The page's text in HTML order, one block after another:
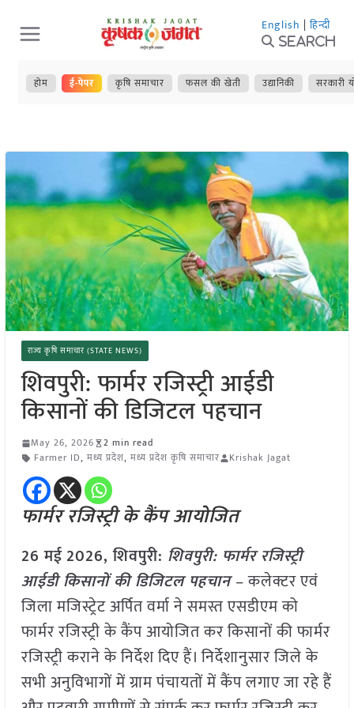
Skip
to
content
English | हिन्दी
Search
होम ई-पेपर कृषि समाचार फसल की खेती उद्यानिकी सरकारी
राज्य कृषि समाचार (STATE NEWS)
शिवपुरी: फार्मर रजिस्ट्री आईडी
किसानों की डिजिटल पहचान
May 26, 2026
2 min read
Farmer ID, मध्य प्रदेश, मध्य प्रदेश कृषि समाचार Krishak Jagat
फार्मर रजिस्ट्री के कैंप आयोजित
26 मई2026, शिवपुरी: शिवपुरी: फार्मर रजिस्ट्री
आईडी किसानों की डिजिटल पहचान– कलेक्टर एवं
जिला मजिस्ट्रेट अर्पित वर्मा ने समस्त एसडीएम को
फार्मर रजिस्ट्री के कैंप आयोजित कर किसानों की फार्मर
रजिस्ट्री कराने के निर्देश दिए हैं। निर्देशानुसार जिले के
सभी अनुविभागों में ग्राम पंचायतों में कैंप लगाए जा रहे हैं